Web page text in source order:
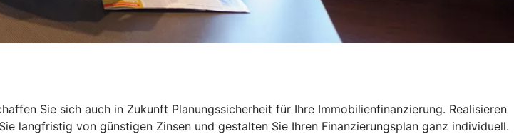
Sie sich auch in Zukunft Planungssicherheit für Ihre Immobilienfinanzierung. Realisieren
langfristig von günstigen Zinsen und gestalten Sie Ihren Finanzierungsplan ganz individuell.